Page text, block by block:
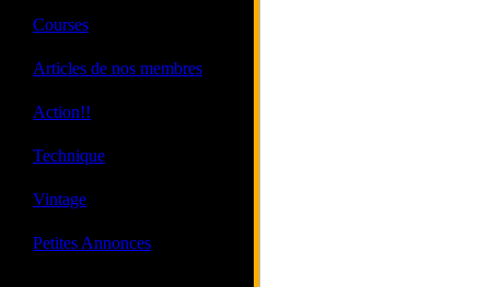
Courses
Articles de nos membres
Action!!
Technique
Vintage
Petites Annonces